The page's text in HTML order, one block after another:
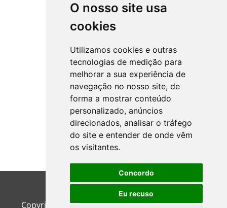
O nosso site usa
cookies
Utilizamos cookies e outras
tecnologias de medição para
melhorar a sua experiência de
navegação no nosso site, de
forma a mostrar conteúdo
personalizado, anúncios
direcionados, analisar o tráfego
do site e entender de onde vêm
os visitantes.
Concordo
Eu recuso
Copyright © 2026Contaz Assessoria Contábil|